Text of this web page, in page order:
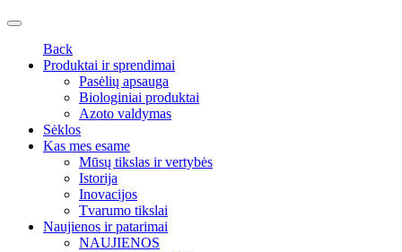
Back
Produktai ir sprendimai
Pasėlių apsauga
Biologiniai produktai
Azoto valdymas
Sėklos
Kas mes esame
Mūsų tikslas ir vertybės
Istorija
Inovacijos
Tvarumo tikslai
Naujienos ir patarimai
NAUJIENOS